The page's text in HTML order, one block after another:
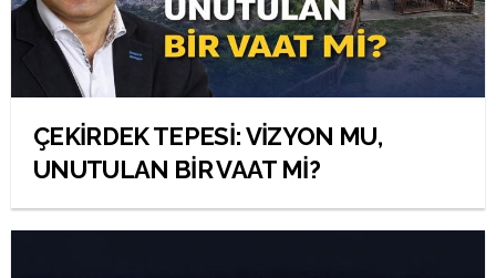
ÇEKİRDEK TEPESİ: VİZYON MU,
UNUTULAN BİR VAAT Mİ?